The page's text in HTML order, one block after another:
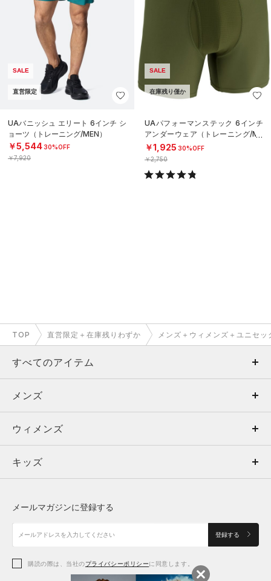
SALE
直営限定
UAバニッシュ エリート 6インチ シ
ョーツ（トレーニング/MEN）
￥5,54430%OFF
￥7,920
SALE
在庫残り僅か
UAパフォーマンステック 6インチ
アンダーウェア（トレーニング/ME
N）
￥1,925 30%OFF
￥2,750
TOP 直営限定＋在庫残りわずか メンズ＋ウィメンズ＋ユニセッ
すべてのアイテム
メンズ
ウィメンズ
キッズ
アクセサリー
メンズ
トップス
ボトムス
アクセサリー
ウィメンズ
トップス
シューズ
アクセサリー
キッズ
シューズ
メールマガジンに登録する
登録する
購読の際は、当社のプライバシーポリシーに同意します。